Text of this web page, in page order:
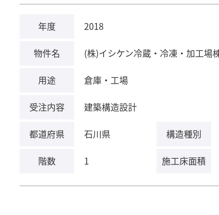
年度 2018
物件名 (株)イシケン冷蔵・冷凍・加工場
用途 倉庫・工場
受注内容 建築構造設計
都道府県 石川県 構造種別
階数 1 施工床面積